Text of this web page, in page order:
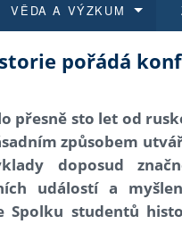
historie
další dokumenty
benefity pro zaměstnance
a jak se přihlásit
programy
průběhu přijímacího řízení
a magisterské studium
VĚDA A VÝZKUM
na FF UK
kvalifikace
a výběrová řízení
pořádá
přesně sto let od
způsobem
doposud
událostí a
Spolku studentů